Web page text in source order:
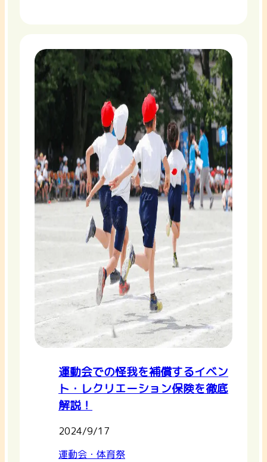
運動会での怪我を補償するイベン
ト・レクリエーション保険を徹底
解説！
2024/9/17
運動会・体育祭